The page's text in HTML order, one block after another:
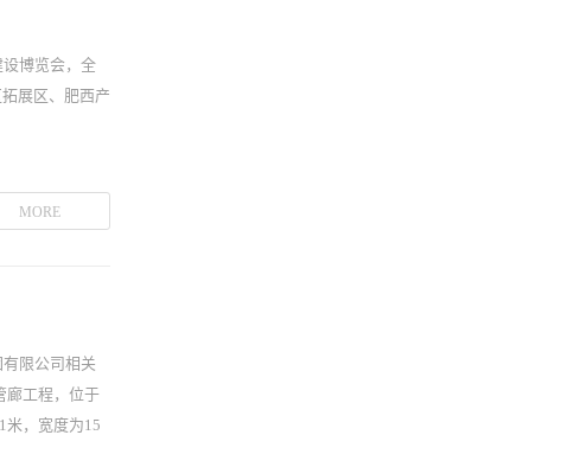
博览会，全
展区、肥西产
MORE
限公司相关
廊工程，位于
米，宽度为15